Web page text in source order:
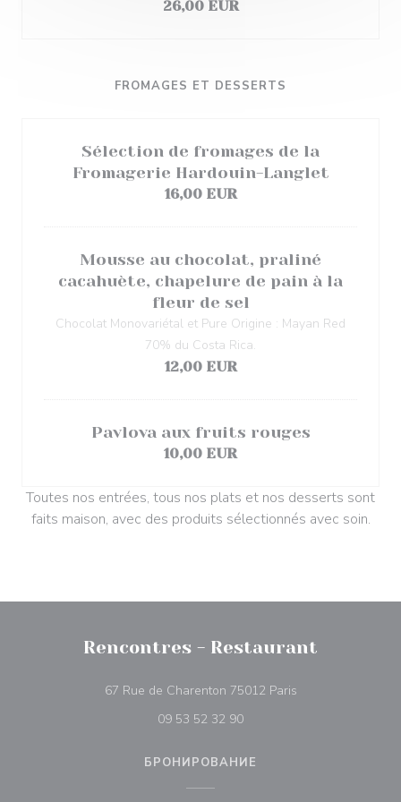
26,00 EUR
FROMAGES ET DESSERTS
Sélection de fromages de la
Fromagerie Hardouin-Langlet
16,00 EUR
Mousse au chocolat, praliné
cacahuète, chapelure de pain à la
fleur de sel
Chocolat Monovariétal et Pure Origine : Mayan Red
70% du Costa Rica.
12,00 EUR
Pavlova aux fruits rouges
10,00 EUR
Toutes nos entrées, tous nos plats et nos desserts sont
faits maison, avec des produits sélectionnés avec soin.
Rencontres - Restaurant
67 Rue de Charenton 75012 Paris((открывается в
09 53 52 32 90
БРОНИРОВАНИЕ